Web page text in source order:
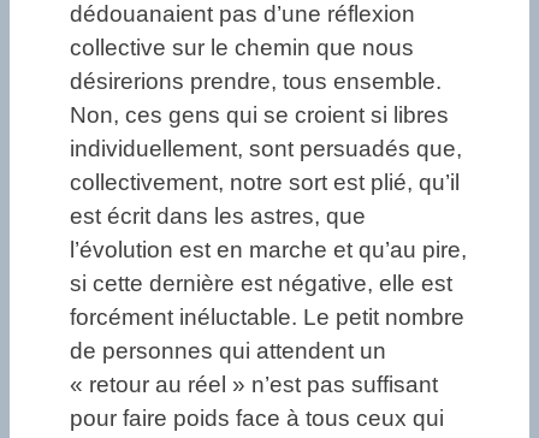
dédouanaient pas d’une réflexion
collective sur le chemin que nous
désirerions prendre, tous ensemble.
Non, ces gens qui se croient si libres
individuellement, sont persuadés que,
collectivement, notre sort est plié, qu’il
est écrit dans les astres, que
l’évolution est en marche et qu’au pire,
si cette dernière est négative, elle est
forcément inéluctable. Le petit nombre
de personnes qui attendent un
« retour au réel » n’est pas suffisant
pour faire poids face à tous ceux qui